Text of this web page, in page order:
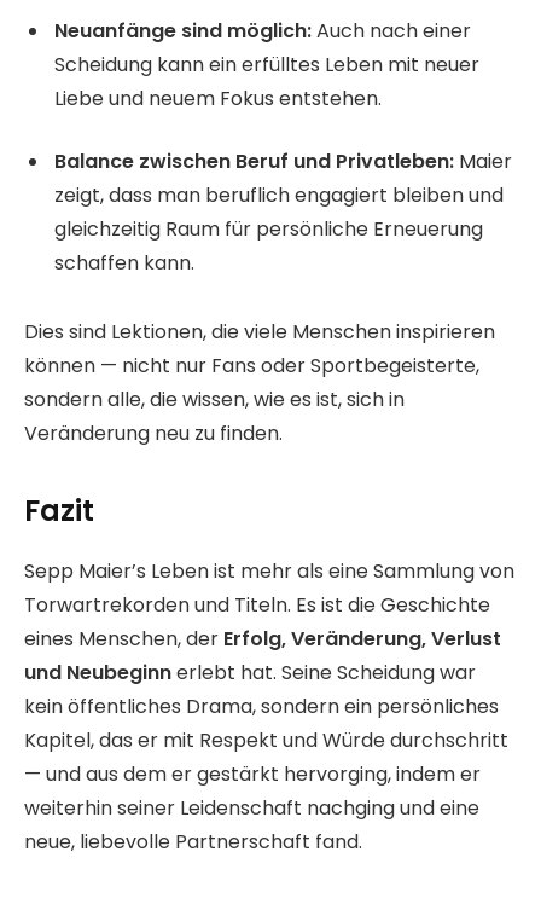
Neuanfänge sind möglich:Auch nach einer
Scheidung kann ein erfülltes Leben mit neuer
Liebe und neuem Fokus entstehen.
Balance zwischen Beruf und Privatleben: Maier
zeigt, dass man beruflich engagiert bleiben und
gleichzeitig Raum für persönliche Erneuerung
schaffen kann.
Dies sind Lektionen, die viele Menschen inspirieren
können — nicht nur Fans oder Sportbegeisterte,
sondern alle, die wissen, wie es ist, sich in
Veränderung neu zu finden.
Fazit
Sepp Maier’s Leben ist mehr als eine Sammlung von
Torwartrekorden und Titeln. Es ist die Geschichte
eines Menschen, der Erfolg, Veränderung, Verlust
und Neubeginnerlebt hat. Seine Scheidung war
kein öffentliches Drama, sondern ein persönliches
Kapitel, das er mit Respekt und Würde durchschritt
— und aus dem er gestärkt hervorging, indem er
weiterhin seiner Leidenschaft nachging und eine
neue, liebevolle Partnerschaft fand.